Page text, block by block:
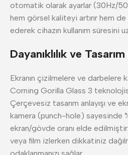
otomatik olarak ayarlar (30Hz/
hem görsel kaliteyi artırır hem
ederek cihazın kullanım süresini
Dayanıklılık ve
Ekranın çizilmelere ve darbelere
Corning Gorilla Glass 3
Çerçevesiz tasarım anlayışı ve
kamera (punch-hole) sayesinde
ekran/gövde oranı elde
veya film izlerken dikkatiniz